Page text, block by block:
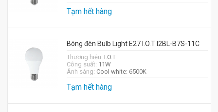
Tạm hết hàng
Bóng đèn Bulb Light E27 I.O.T I2BL-B7S-11C
Thương hiệu: I.O.T
Công suất: 11W
Ánh sáng: Cool white: 6500K
Tạm hết hàng